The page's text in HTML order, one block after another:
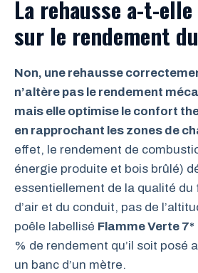
La rehausse a-t-
sur le rendement
Non, une rehausse
n’altère pas le rendement
mais elle optimise le confort
en rapprochant les zones de
effet, le rendement de
énergie produite et bois brûlé)
essentiellement de la qualité du
d’air et du conduit, pas de
poêle labellisé Flamme Verte 7*
% de rendement qu’il soit posé
un banc d’un mètre.